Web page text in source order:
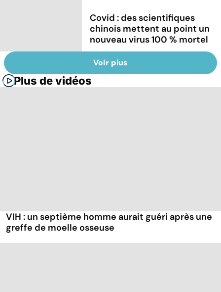
Covid : des scientifiques
chinois mettent au point un
nouveau virus 100 % mortel
Voir plus
Plus de vidéos
VIH : un septième homme aurait guéri après une
greffe de moelle osseuse